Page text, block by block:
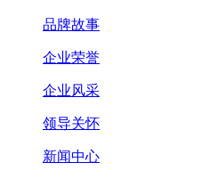
品牌故事
企业荣誉
企业风采
领导关怀
新闻中心